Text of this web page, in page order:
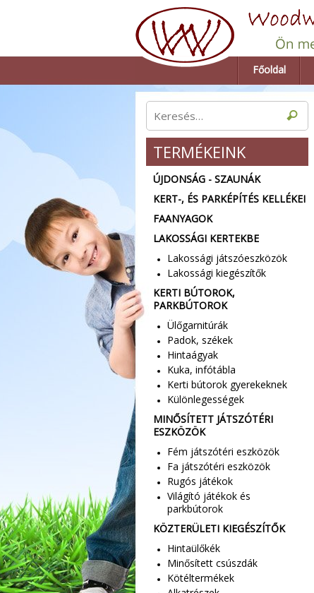
Főoldal
TERMÉKEINK
ÚJDONSÁG - SZAUNÁK
KERT-, ÉS PARKÉPÍTÉS KELLÉKEI
FAANYAGOK
LAKOSSÁGI KERTEKBE
Lakossági játszóeszközök
Lakossági kiegészítők
KERTI BÚTOROK,
PARKBÚTOROK
Ülőgarnitúrák
Padok, székek
Hintaágyak
Kuka, infótábla
Kerti bútorok gyerekeknek
Különlegességek
MINŐSÍTETT JÁTSZÓTÉRI
ESZKÖZÖK
Fém játszótéri eszközök
Fa játszótéri eszközök
Rugós játékok
Világító játékok és
parkbútorok
KÖZTERÜLETI KIEGÉSZÍTŐK
Hintaülőkék
Minősített csúszdák
Kötéltermékek